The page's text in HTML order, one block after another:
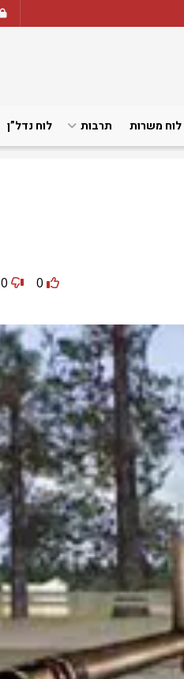
לוח משרות תרבות לוח נדל”ן
0
0